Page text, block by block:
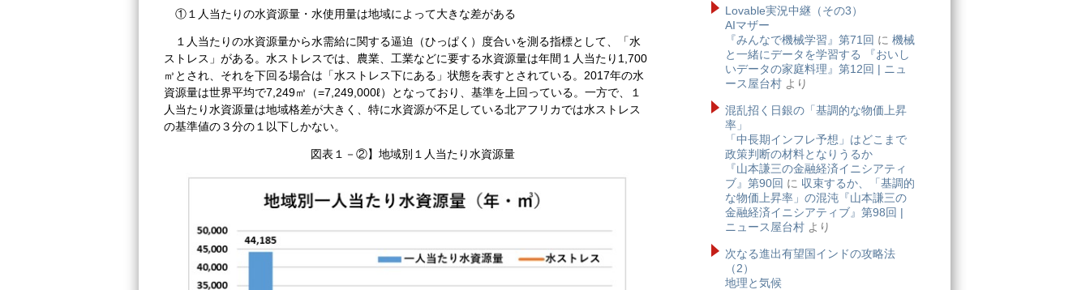
①１人当たりの水資源量・水使用量は地域によって大きな差がある
１人当たりの水資源量から水需給に関する逼迫（ひっぱく）度合いを測る指標として、「水
ストレス」がある。水ストレスでは、農業、工業などに要する水資源量は年間１人当たり1,700
㎥とされ、それを下回る場合は「水ストレス下にある」状態を表すとされている。2017年の水
資源量は世界平均で7,249㎥（=7,249,000ℓ）となっており、基準を上回っている。一方で、１
人当たり水資源量は地域格差が大きく、特に水資源が不足している北アフリカでは水ストレス
の基準値の３分の１以下しかない。
図表１－②】地域別１人当たり水資源量
Lovable実況中継（その3）
AIマザー
『みんなで機械学習』第71回 に 機械
と一緒にデータを学習する 『おいし
いデータの家庭料理』第12回 | ニュ
ース屋台村 より
混乱招く日銀の「基調的な物価上昇
率」
「中長期インフレ予想」はどこまで
政策判断の材料となりうるか
『山本謙三の金融経済イニシアティ
ブ』第90回 に 収束するか、「基調的
な物価上昇率」の混沌『山本謙三の
金融経済イニシアティブ』第98回 |
ニュース屋台村 より
次なる進出有望国インドの攻略法
（2）
地理と気候